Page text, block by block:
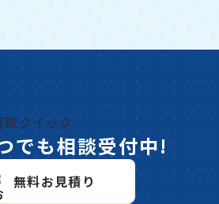
でも相談受付中!
無料お見積り